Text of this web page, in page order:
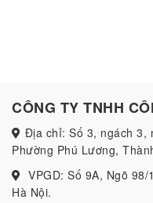
CÔNG TY TNHH
Địa chỉ: Số 3, ngách 3,
Phường Phú Lương,
VPGD: Số 9A, Ngõ
Hà Nội.